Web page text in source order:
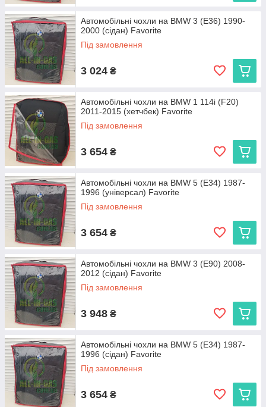
Автомобільні чохли на BMW 3 (E36) 1990-
2000 (сідан) Favorite
Під замовлення
3 024 ₴
Автомобільні чохли на BMW 1 114i (F20)
2011-2015 (хетчбек) Favorite
Під замовлення
3 654 ₴
Автомобільні чохли на BMW 5 (E34) 1987-
1996 (універсал) Favorite
Під замовлення
3 654 ₴
Автомобільні чохли на BMW 3 (E90) 2008-
2012 (сідан) Favorite
Під замовлення
3 948 ₴
Автомобільні чохли на BMW 5 (E34) 1987-
1996 (сідан) Favorite
Під замовлення
3 654 ₴